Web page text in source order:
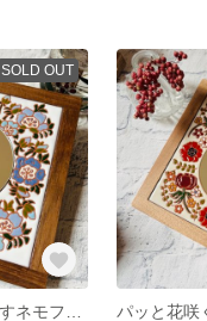
SOLD OUT
パッと花咲